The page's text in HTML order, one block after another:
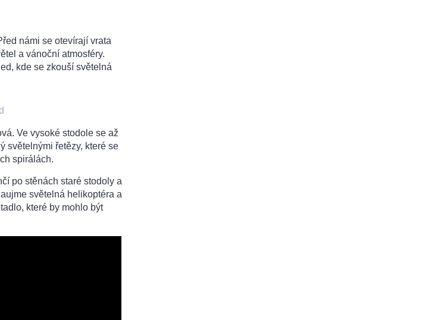
námi se otevírají vrata
a vánoční atmosféry.
kde se zkouší světelná
Ve vysoké stodole se až
světelnými řetězy, které se
spirálách.
po stěnách staré stodoly a
světelná helikoptéra a
které by mohlo být